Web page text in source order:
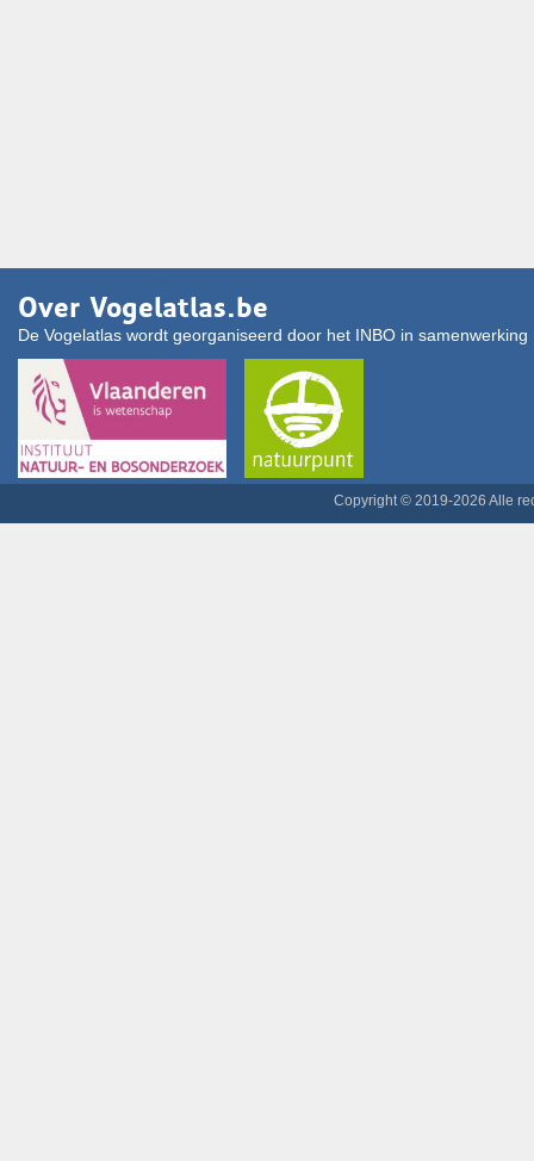
Over Vogelatlas.be
De Vogelatlas wordt georganiseerd door het INBO in
Copyright © 2019-2026 Alle